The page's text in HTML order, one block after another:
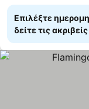
Επιλέξτε
δείτε τις